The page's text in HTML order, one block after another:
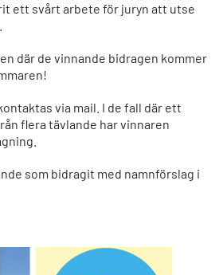
ett svårt arbete för juryn att utse
där de vinnande bidragen kommer
via mail. I de fall där ett
flera tävlande har vinnaren
som bidragit med namnförslag i